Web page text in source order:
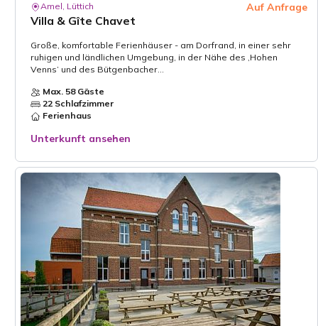
Amel, Lüttich
Villa & Gîte Chavet
Auf Anfrage
Große, komfortable Ferienhäuser - am Dorfrand, in einer sehr
ruhigen und ländlichen Umgebung, in der Nähe des ‚Hohen
Venns’ und des Bütgenbacher...
Max. 58 Gäste
22 Schlafzimmer
Ferienhaus
Unterkunft ansehen